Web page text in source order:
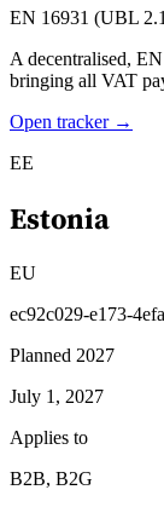
EN 16931 (UBL
A decentralised,
bringing all VAT
Open tracker →
EE
Estonia
EU
ec92c029-e173-
Planned 2027
July 1, 2027
Applies to
B2B, B2G